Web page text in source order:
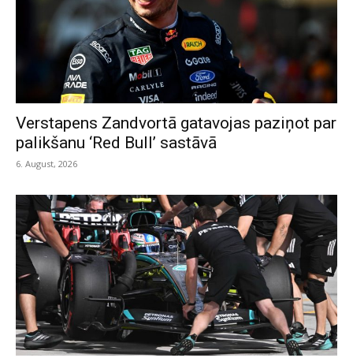
Verstapens Zandvortā gatavojas paziņot par
palikšanu ‘Red Bull’ sastāvā
6. August, 2026